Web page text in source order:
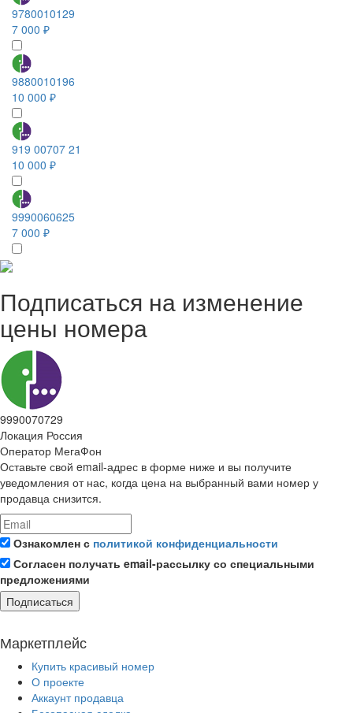
9780010129
7 000 ₽
9880010196
10 000 ₽
919 00707 21
10 000 ₽
9990060625
7 000 ₽
Подписаться на изменение
цены номера
9990070729
Локация Россия
Оператор МегаФон
Оставьте свой email-адрес в форме ниже и вы получите
уведомления от нас, когда цена на выбранный вами номер у
продавца снизится.
Ознакомлен с политикой конфиденциальности
Согласен получать email-рассылку со специальными
предложениями
Подписаться
Маркетплейс
Купить красивый номер
О проекте
Аккаунт продавца